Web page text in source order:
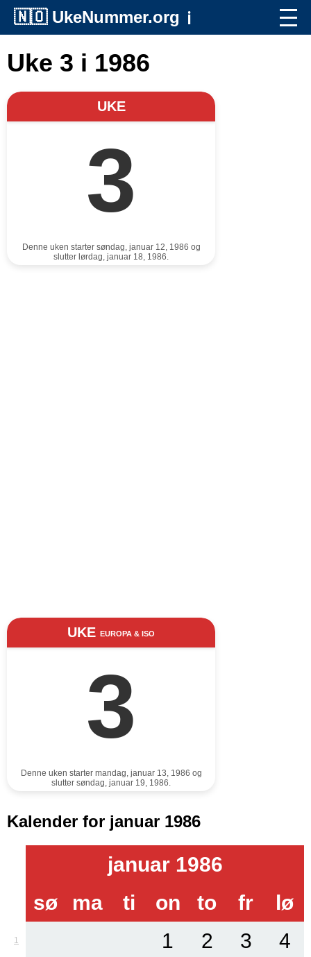
🇳🇴 UkeNummer.org ℹ️
Uke 3 i 1986
UKE
3
Denne uken starter søndag, januar 12, 1986 og
slutter lørdag, januar 18, 1986.
UKE EUROPA & ISO
3
Denne uken starter mandag, januar 13, 1986 og
slutter søndag, januar 19, 1986.
Kalender for januar 1986
januar 1986
sø
ma ti on to fr lø
1 1 2 3 4